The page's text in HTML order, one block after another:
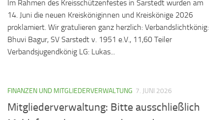
Im Rahmen des Kreisschützenfestes in Sarstedt wurden am
14. Juni die neuen Kreisköniginnen und Kreiskönige 2026
proklamiert. Wir gratulieren ganz herzlich: Verbandslichtkönig:
Bhuvi Bagur, SV Sarstedt v. 1951 e.V., 11,60 Teiler
Verbandsjugendkönig LG: Lukas...
FINANZEN UND MITGLIEDERVERWALTUNG 7. JUNI 2026
Mitgliederverwaltung: Bitte ausschließlich